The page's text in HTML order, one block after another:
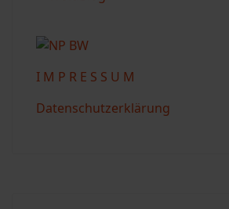
I M P R E S S U M
Datenschutzerklärung